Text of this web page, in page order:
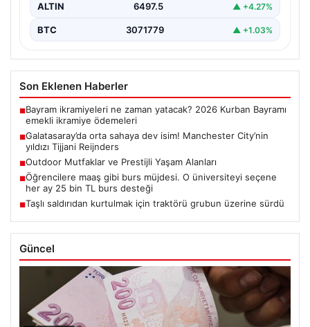
ALTIN 6497.5 ▲ +4.27%
BTC 3071779 ▲ +1.03%
Son Eklenen Haberler
■Bayram ikramiyeleri ne zaman yatacak? 2026 Kurban Bayramı
emekli ikramiye ödemeleri
■Galatasaray’da orta sahaya dev isim! Manchester City’nin
yıldızı Tijjani Reijnders
■Outdoor Mutfaklar ve Prestijli Yaşam Alanları
■Öğrencilere maaş gibi burs müjdesi. O üniversiteyi seçene
her ay 25 bin TL burs desteği
■Taşlı saldırıdan kurtulmak için traktörü grubun üzerine sürdü
Güncel